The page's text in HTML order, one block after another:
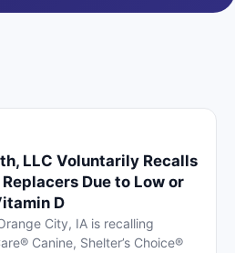
LLC Voluntarily Recalls
Due to Low or
D
City, IA is recalling
Canine, Shelter’s Choice®